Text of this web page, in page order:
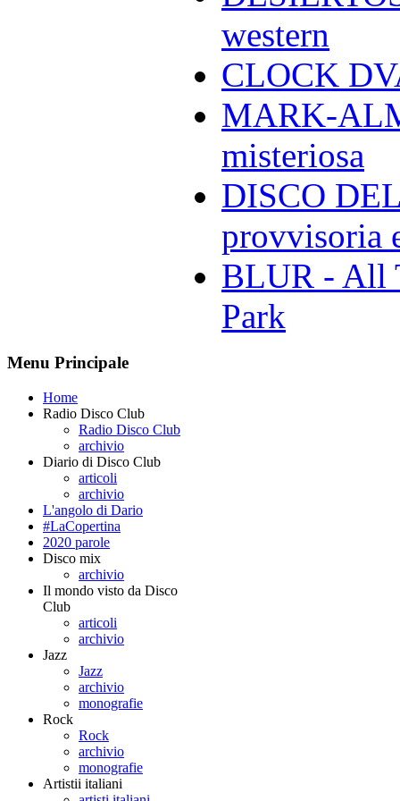
western
CLOCK
MARK-
misteriosa
DISCO
provvisoria
BLUR - All
Park
Menu Principale
Home
Radio Disco Club
Radio Disco Club
archivio
Diario di Disco Club
articoli
archivio
L'angolo di Dario
#LaCopertina
2020 parole
Disco mix
archivio
Il mondo visto da Disco
Club
articoli
archivio
Jazz
Jazz
archivio
monografie
Rock
Rock
archivio
monografie
Artistii italiani